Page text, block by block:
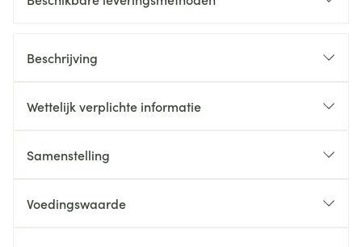
Beschrijving
Wettelijk verplichte informatie
Samenstelling
Voedingswaarde